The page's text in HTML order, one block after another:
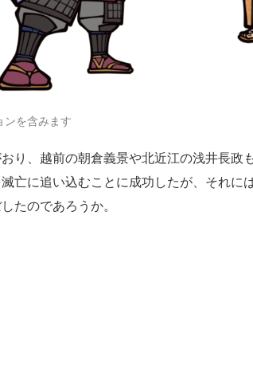
を含みます
り、越前の朝倉義景や北近江の浅井長政
亡に追い込むことに成功したが、それに
たのであろうか。